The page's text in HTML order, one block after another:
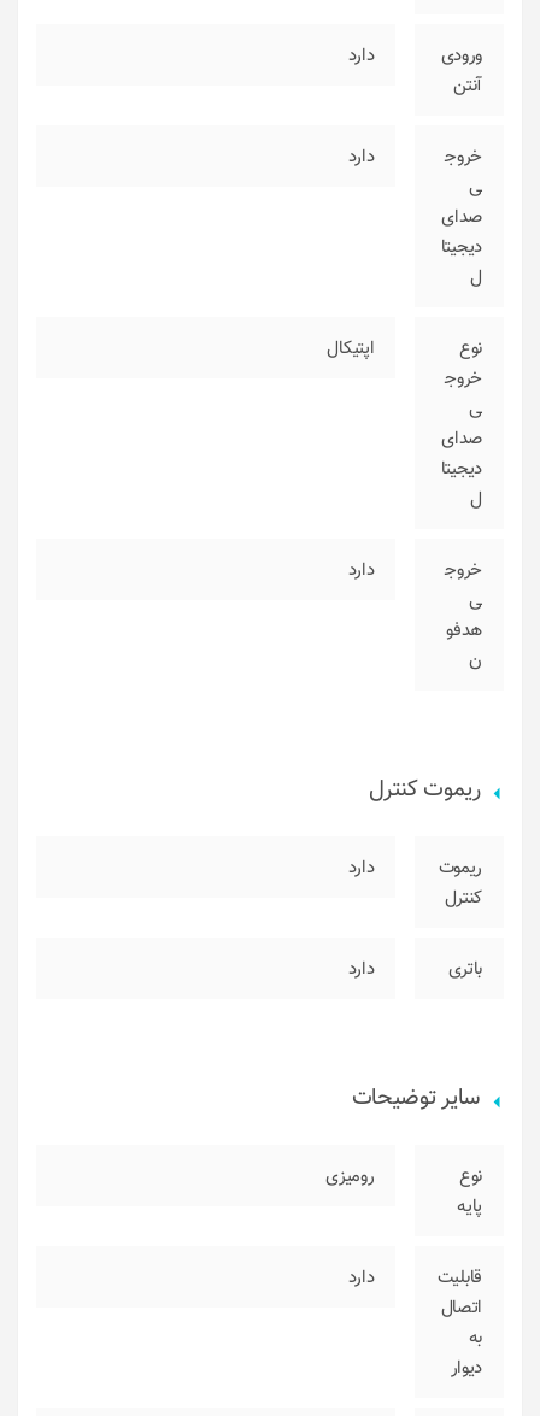
ورودی
آنتن
دارد
خروج
ی
صدای
دیجیتا
ل
دارد
نوع
خروج
ی
صدای
دیجیتا
ل
اپتیکال
خروج
ی
هدفو
ن
دارد
ریموت کنترل
ریموت
کنترل
دارد
باتری دارد
سایر توضیحات
نوع
پایه
رومیزی
قابلیت
اتصال
به
دیوار
دارد